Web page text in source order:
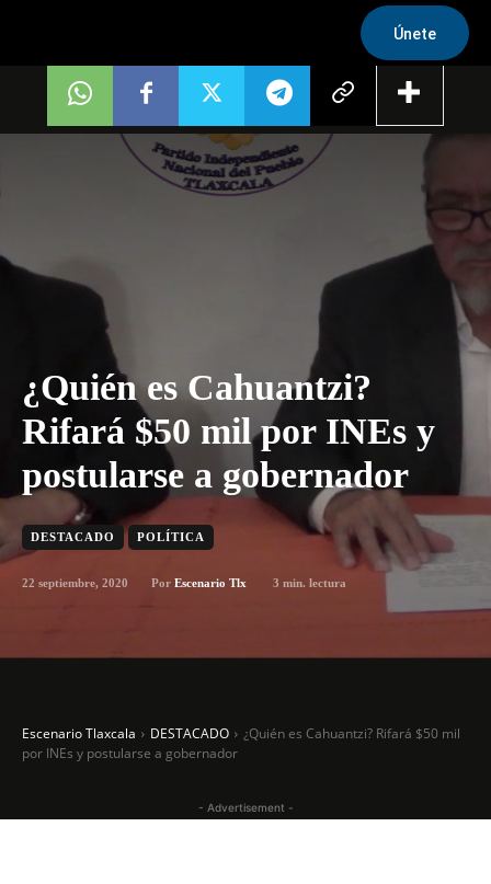
Únete
¿Quién es Cahuantzi?
Rifará $50 mil por INEs y
postularse a gobernador
DESTACADO POLÍTICA
22 septiembre, 2020 Por Escenario Tlx 3 min. lectura
Escenario Tlaxcala DESTACADO
¿Quién es Cahuantzi? Rifará $50 mil
por INEs y postularse a gobernador
- Advertisement -